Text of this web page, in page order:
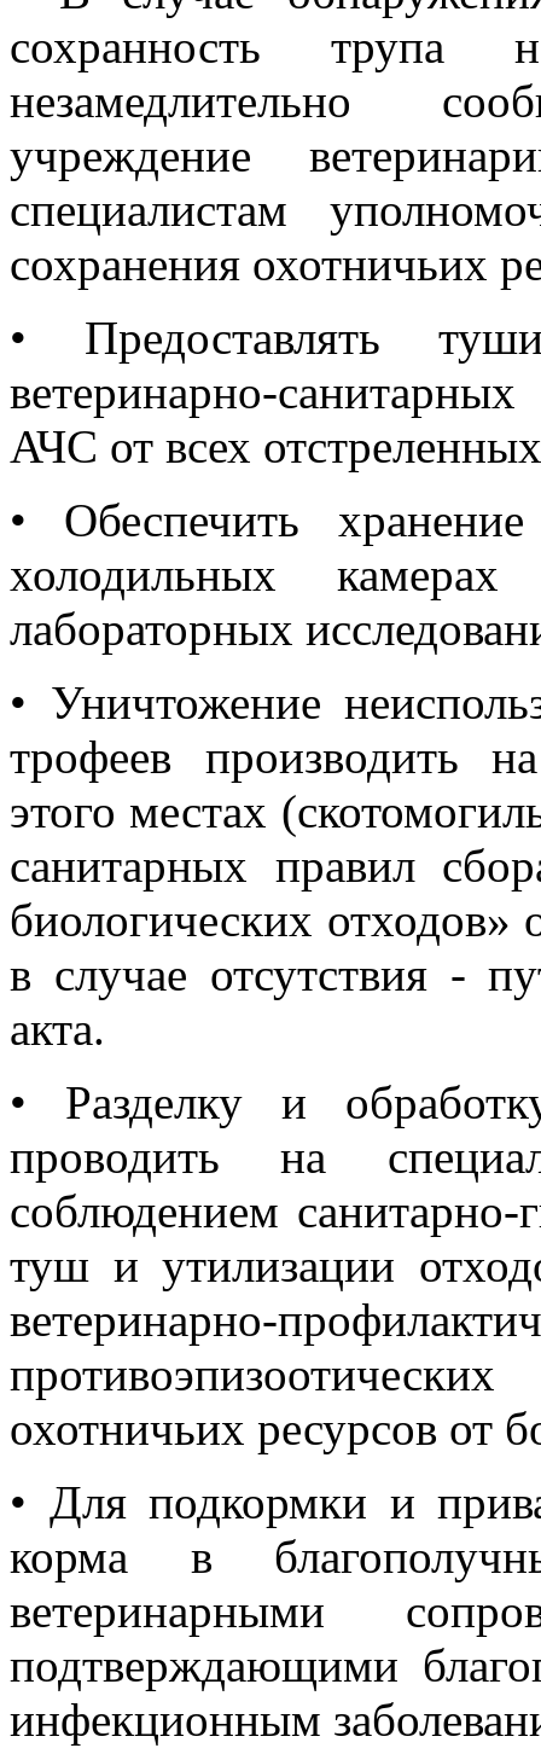
сохранность
незамедлительно
учреждение
специалистам
сохранения охотничьих
• Предоставлять
ветеринарно-
АЧС от всех
• Обеспечить
холодильных
лабораторных
• Уничтожение
трофеев производить
этого местах
санитарных правил
биологических
в случае отсутствия -
акта.
• Разделку и
проводить на
соблюдением санитарно-
туш и утилизации
ветеринарно-
охотничьих ресурсов от
• Для подкормки и
корма в
ветеринарными
подтверждающими
инфекционным